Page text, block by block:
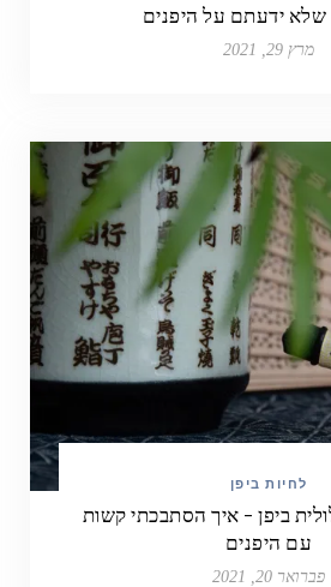
מרץ 29, 2021
לחיות ביפן
ביפן – איך הסתבכתי קשות
עם היפנים
פברואר 20, 2021